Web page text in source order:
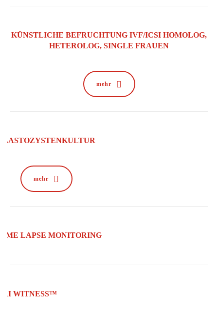
KÜNSTLICHE BEFRUCHTUNG IVF/ICSI HOMOLOG,
HETEROLOG, SINGLE FRAUEN
mehr
mehr
LAPSE MONITORING
RI WITNESS™